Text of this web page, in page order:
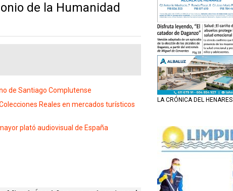
de la Humanidad
de Santiago Complutense
Reales en mercados turísticos
plató audiovisual de España
LA CRÓNICA DEL HENARES